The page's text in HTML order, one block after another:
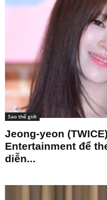
Sao thế giới
Jeong-yeon
Entertainment để
diễn...